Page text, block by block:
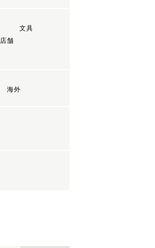
文具
店舗
海外